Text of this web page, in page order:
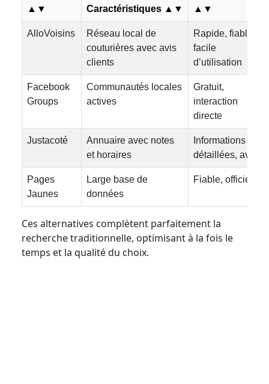
▲▼
Caractéristiques ▲▼
▲▼
AlloVoisins
Réseau local de
couturières avec avis
clients
Rapide, fiable,
facile
d’utilisation
Facebook
Groups
Communautés locales
actives
Gratuit,
interaction
directe
Justacoté
Annuaire avec notes
et horaires
Informations
détaillées, avis
Pages
Jaunes
Large base de
données
Fiable, officiel
Ces alternatives complètent parfaitement la
recherche traditionnelle, optimisant à la fois le
temps et la qualité du choix.